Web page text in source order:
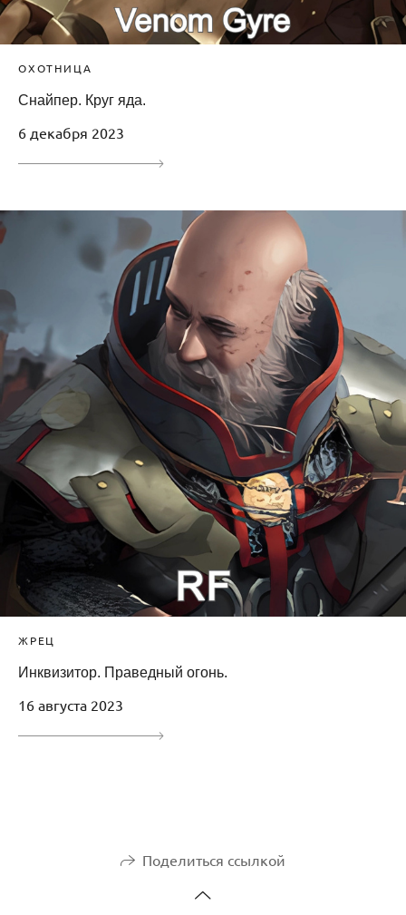
ОХОТНИЦА
Снайпер. Круг яда.
6 декабря 2023
ЖРЕЦ
Инквизитор. Праведный огонь.
16 августа 2023
Поделиться ссылкой